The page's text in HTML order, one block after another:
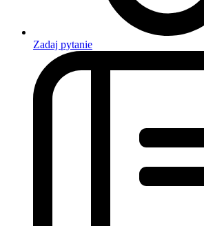
Zadaj pytanie